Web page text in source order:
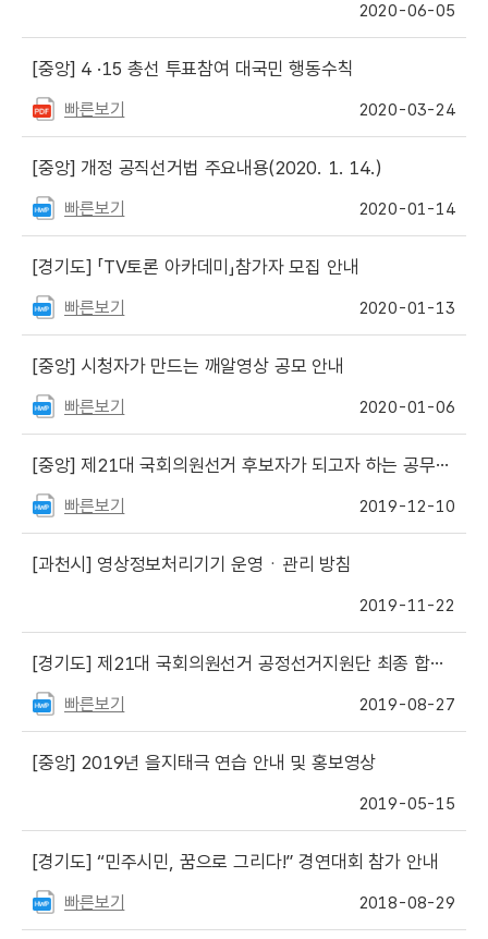
2020-06-05
[중앙] 4 ·15 총선 투표참여 대국민 행동수칙
빠른보기 2020-03-24
[중앙] 개정 공직선거법 주요내용(2020. 1. 14.)
빠른보기 2020-01-14
[경기도] 「TV토론 아카데미」참가자 모집 안내
빠른보기 2020-01-13
[중앙] 시청자가 만드는 깨알영상 공모 안내
빠른보기 2020-01-06
[중앙] 제21대 국회의원선거 후보자가 되고자 하는 공무원 등의 사직기한 안내
빠른보기 2019-12-10
[과천시] 영상정보처리기기 운영ㆍ관리 방침
2019-11-22
[경기도] 제21대 국회의원선거 공정선거지원단 최종 합격자 명단 공고
빠른보기 2019-08-27
[중앙] 2019년 을지태극 연습 안내 및 홍보영상
2019-05-15
[경기도] “민주시민, 꿈으로 그리다!” 경연대회 참가 안내
빠른보기 2018-08-29